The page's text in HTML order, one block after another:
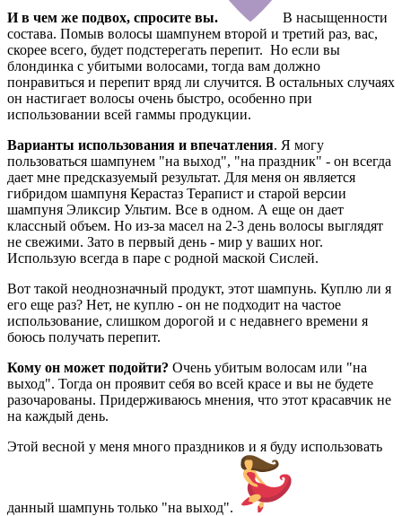
И в чем же подвох, спросите вы.
В насыщенности
состава. Помыв волосы шампунем второй и третий раз, вас,
скорее всего, будет подстерегать перепит. Но если вы
блондинка с убитыми волосами, тогда вам должно
понравиться и перепит вряд ли случится. В остальных случаях
он настигает волосы очень быстро, особенно при
использовании всей гаммы продукции.
Варианты использования и впечатления. Я могу
пользоваться шампунем "на выход", "на праздник" - он всегда
дает мне предсказуемый результат. Для меня он является
гибридом шампуня Керастаз Терапист и старой версии
шампуня Эликсир Ультим. Все в одном. А еще он дает
классный объем. Но из-за масел на 2-3 день волосы выглядят
не свежими. Зато в первый день - мир у ваших ног.
Использую всегда в паре с родной маской Сислей.
Вот такой неоднозначный продукт, этот шампунь. Куплю ли я
его еще раз? Нет, не куплю - он не подходит на частое
использование, слишком дорогой и с недавнего времени я
боюсь получать перепит.
Кому он может подойти? Очень убитым волосам или "на
выход". Тогда он проявит себя во всей красе и вы не будете
разочарованы. Придерживаюсь мнения, что этот красавчик не
на каждый день.
Этой весной у меня много праздников и я буду использовать
данный шампунь только "на выход".